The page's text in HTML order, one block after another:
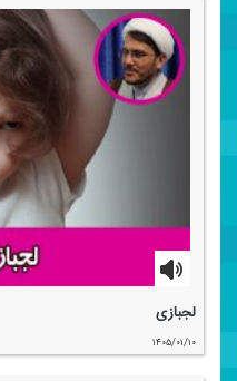
لجبازی
۱۴۰۵/۰۱/۱۰